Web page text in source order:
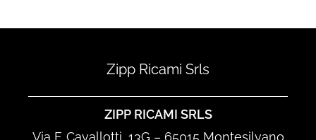
Zipp Ricami Srls
ZIPP RICAMI SRLS
Via F. Cavallotti, 13G – 65015 Montesilvano